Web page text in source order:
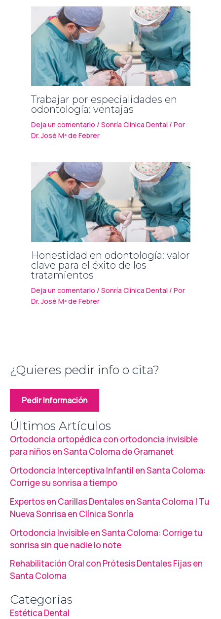
Trabajar por especialidades en
odontología: ventajas
Deja un comentario / Sonría Clínica Dental / Por
Dr. José Mª de Febrer
Honestidad en odontología: valor
clave para el éxito de los
tratamientos
Deja un comentario / Sonría Clínica Dental / Por
Dr. José Mª de Febrer
¿Quieres pedir info o cita?
Pedir Información
Últimos Artículos
Ortodoncia ortopédica con ortodoncia invisible
para niños en Santa Coloma de Gramanet
Ortodoncia Interceptiva Infantil en Santa Coloma:
Corrige su sonrisa a tiempo
Expertos en Carillas Dentales en Santa Coloma | Tu
Nueva Sonrisa en Clínica Sonría
Ortodoncia Invisible en Santa Coloma: Corrige tu
sonrisa sin que nadie lo note
Rehabilitación Oral con Prótesis Dentales Fijas en
Santa Coloma
Categorías
Estética Dental